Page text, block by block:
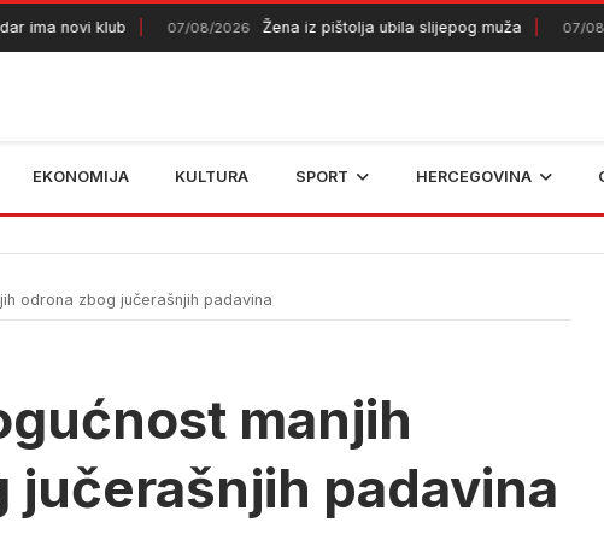
novi klub 07/08/2026 Žena iz pištolja ubila slijepog muža 07/08/2026
EKONOMIJA KULTURA SPORT HERCEGOVINA
odrona zbog jučerašnjih padavina
manjih
jučerašnjih padavina